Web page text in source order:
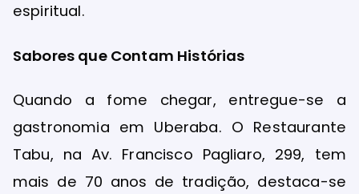
espiritual.
Sabores que Contam Histórias
Quando a fome chegar, entregue-se a
gastronomia em Uberaba. O Restaurante
Tabu, na Av. Francisco Pagliaro, 299, tem
mais de 70 anos de tradição, destaca-se